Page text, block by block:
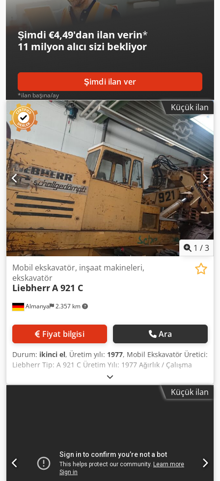
Şimdi €4,49'dan ilan verin*
11 milyon alıcı sizi bekliyor
Şimdi ilan ver
*ilan başına/ay
Küçük ilan
1 /3
Almanya 2.357 km
Mobil ekskavatör, inşaat makineleri,
ekskavatör
LiebherrA 921 C
Fiyat bilgisi Ara
Durum: ikinci el, Üretim yılı: 1977, Mobil Ekskavatör Üretici:
Liebherr Tip: A 921 C Üretim Yılı: 1977 Ağırlık / Çalışma
Ağırlığı: Yaklaşık 18.000 kg Dsdpfszrzymox Amijck Taşıma
Uzunluğu: Yaklaşık 8,50 – 9,00 m Taşıma Genişliği: Yaklaşık
2,48 – 2,50 m Yükseklik (kabinin üstünden): Yaklaşık 3,15 –
Maksimum Hız: Yaklaşık 20 km/sa (Hidrostatik tahrik
sistemi, kademeli kontrol ile) Hidrolik ve Çalışma Ekipmanı
Hidrolik Sistemi: Hidromatik eksenel pistonlu pompalar,
Küçük ilan